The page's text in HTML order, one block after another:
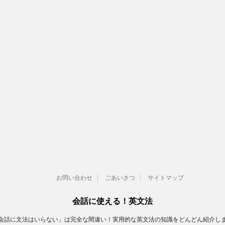
お問い合わせ ごあいさつ サイトマップ
会話に使える！英文法
話に文法はいらない」は完全な間違い！実用的な英文法の知識をどんどん紹介し